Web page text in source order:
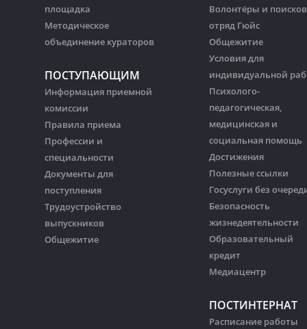
площадка
Методическое
объединение кураторов
ПОСТУПАЮЩИМ
Информация приемной
комиссии
Правила приема
Профессии и
специальности
Документы для
поступления
Трудоустройство
выпускников
Общежитие
Волонтёры и
отряд Гюйс
Общежитие
Условия для
индивидуальной
Психолого-
педагогическая,
медицинская и
социальная помощь
Достижения
Полезные ссылки
Госуслуги без
Безопасность
жизнедеятельности
Образовательный
кредит
Медиацентр
ПОСТИНТЕРНАТ
Расписание работы